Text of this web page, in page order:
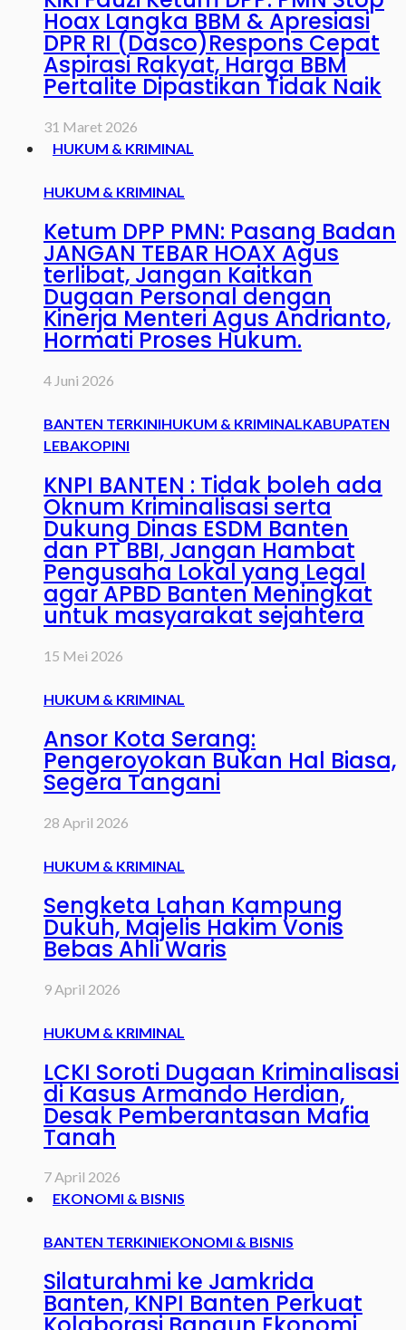
Hoax Langka BBM & Apresiasi
DPR RI (Dasco)Respons Cepat
Aspirasi Rakyat, Harga BBM
Pertalite Dipastikan Tidak Naik
31 Maret 2026
HUKUM & KRIMINAL
HUKUM & KRIMINAL
Ketum DPP PMN: Pasang Badan
JANGAN TEBAR HOAX Agus
terlibat, Jangan Kaitkan
Dugaan Personal dengan
Kinerja Menteri Agus Andrianto,
Hormati Proses Hukum.
4 Juni 2026
BANTEN TERKINIHUKUM & KRIMINALKABUPATEN
LEBAKOPINI
KNPI BANTEN : Tidak boleh ada
Oknum Kriminalisasi serta
Dukung Dinas ESDM Banten
dan PT BBI, Jangan Hambat
Pengusaha Lokal yang Legal
agar APBD Banten Meningkat
untuk masyarakat sejahtera
15 Mei 2026
HUKUM & KRIMINAL
Ansor Kota Serang:
Pengeroyokan Bukan Hal Biasa,
Segera Tangani
28 April 2026
HUKUM & KRIMINAL
Sengketa Lahan Kampung
Dukuh, Majelis Hakim Vonis
Bebas Ahli Waris
9 April 2026
HUKUM & KRIMINAL
LCKI Soroti Dugaan Kriminalisasi
di Kasus Armando Herdian,
Desak Pemberantasan Mafia
Tanah
7 April 2026
EKONOMI & BISNIS
BANTEN TERKINIEKONOMI & BISNIS
Silaturahmi ke Jamkrida
Banten, KNPI Banten Perkuat